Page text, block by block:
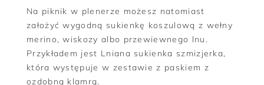
Na piknik w plenerze możesz natomiast
założyć wygodną sukienkę koszulową z wełny
merino, wiskozy albo przewiewnego lnu.
Przykładem jest Lniana sukienka szmizjerka,
która występuje w zestawie z paskiem z
ozdobną klamrą.